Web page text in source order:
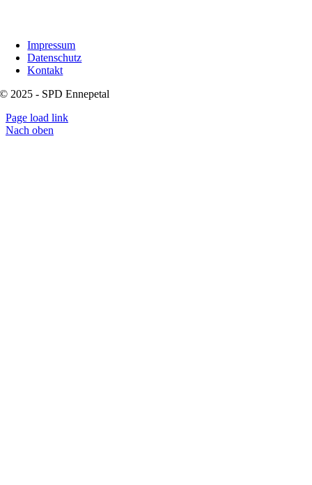
Impressum
Datenschutz
Kontakt
© 2025 - SPD Ennepetal
Page load link
Nach oben